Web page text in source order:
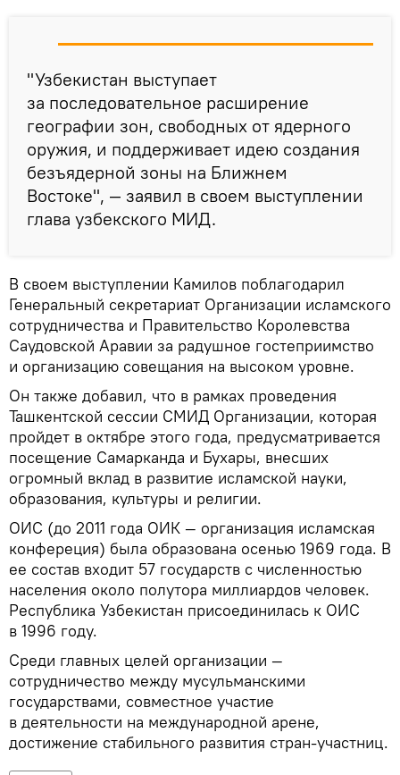
"Узбекистан выступает
за последовательное расширение
географии зон, свободных от ядерного
оружия, и поддерживает идею создания
безъядерной зоны на Ближнем
Востоке", — заявил в своем выступлении
глава узбекского МИД.
В своем выступлении Камилов поблагодарил
Генеральный секретариат Организации исламского
сотрудничества и Правительство Королевства
Саудовской Аравии за радушное гостеприимство
и организацию совещания на высоком уровне.
Он также добавил, что в рамках проведения
Ташкентской сессии СМИД Организации, которая
пройдет в октябре этого года, предусматривается
посещение Самарканда и Бухары, внесших
огромный вклад в развитие исламской науки,
образования, культуры и религии.
ОИС (до 2011 года ОИК — организация исламская
конфереция) была образована осенью 1969 года. В
ее состав входит 57 государств с численностью
населения около полутора миллиардов человек.
Республика Узбекистан присоединилась к ОИС
в 1996 году.
Среди главных целей организации —
сотрудничество между мусульманскими
государствами, совместное участие
в деятельности на международной арене,
достижение стабильного развития стран-участниц.